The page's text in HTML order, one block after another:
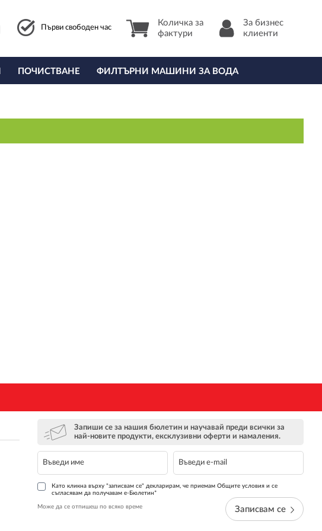
Първи свободен час
Количка за
фактури
За бизнес
клиенти
ПОЧИСТВАНЕ ФИЛТЪРНИ МАШИНИ ЗА ВОДА
Запиши се за нашия бюлетин и научавай преди всички за
най-новите продукти, ексклузивни оферти и намаления.
Като кликна върху "записвам се" декларирам, че приемам Общите условия и се
съгласявам да получавам е-Бюлетин*
Може да се отпишеш по всяко време Записвам се